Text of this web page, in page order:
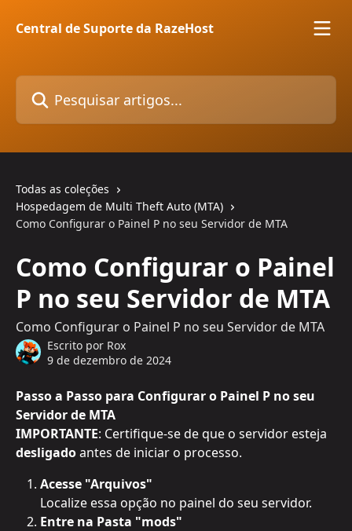
Central de Suporte da RazeHost
Pesquisar artigos...
Todas as coleções
Hospedagem de Multi Theft Auto (MTA)
Como Configurar o Painel P no seu Servidor de MTA
Como Configurar o Painel
P no seu Servidor de MTA
Como Configurar o Painel P no seu Servidor de MTA
Escrito por Rox
9 de dezembro de 2024
Passo a Passo para Configurar o Painel P no seu
Servidor de MTA
IMPORTANTE: Certifique-se de que o servidor esteja
desligado antes de iniciar o processo.
Acesse "Arquivos"
Localize essa opção no painel do seu servidor.
Entre na Pasta "mods"